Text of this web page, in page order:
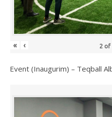
« ‹ 2 of
Event (Inaugurim) – Teqball